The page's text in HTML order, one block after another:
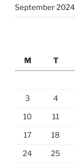
September 2024
M
T
3 4
10 11
17 18
24 25